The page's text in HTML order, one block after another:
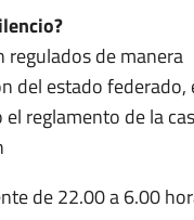
regulados de manera
del estado federado,
reglamento de la
de 22.00 a 6.00